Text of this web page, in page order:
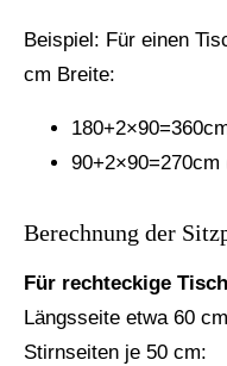
Beispiel: Für einen
cm Breite:
Berechnung der
Für rechteckige
Längsseite etwa 60
Stirnseiten je 50 cm: